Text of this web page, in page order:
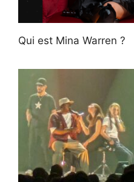
Qui est Mina Warren ?